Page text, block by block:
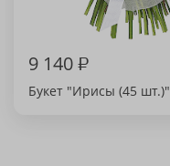
9 140₽
Букет "Ирисы (45 шт.)"